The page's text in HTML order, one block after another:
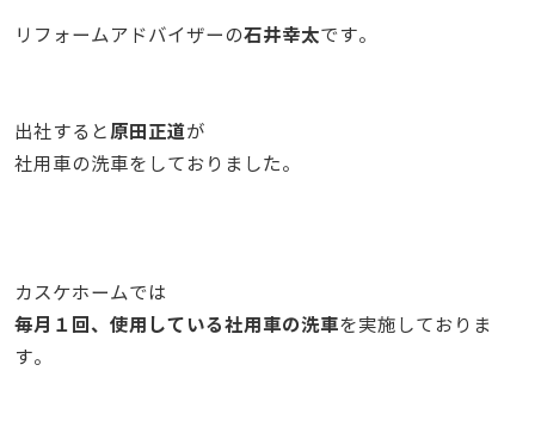
リフォームアドバイザーの石井幸太です。
出社すると 原田正道が
社用車の洗車をしておりました。
カスケホームでは
毎月１回、使用している社用車の洗車を実施しておりま
す。